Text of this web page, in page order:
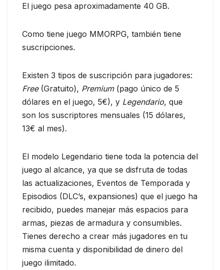
El juego pesa aproximadamente 40 GB.
Como tiene juego MMORPG, también tiene
suscripciones.
Existen 3 tipos de suscripción para jugadores:
Free(Gratuito), Premium(pago único de 5
dólares en el juego, 5€), y Legendario, que
son los suscriptores mensuales (15 dólares,
13€ al mes).
El modelo Legendario tiene toda la potencia del
juego al alcance, ya que se disfruta de todas
las actualizaciones, Eventos de Temporada y
Episodios (DLC’s, expansiones) que el juego ha
recibido, puedes manejar más espacios para
armas, piezas de armadura y consumibles.
Tienes derecho a crear más jugadores en tu
misma cuenta y disponibilidad de dinero del
juego ilimitado.